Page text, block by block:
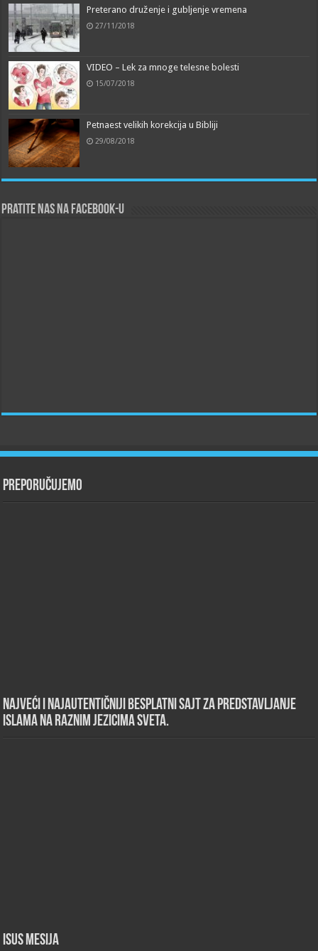
Preterano druženje i gubljenje vremena
27/11/2018
VIDEO – Lek za mnoge telesne bolesti
15/07/2018
Petnaest velikih korekcija u Bibliji
29/08/2018
Pratite nas na Facebook-u
Preporučujemo
Najveći i najautentičniji besplatni sajt za predstavljanje
islama na raznim jezicima sveta.
Isus Mesija